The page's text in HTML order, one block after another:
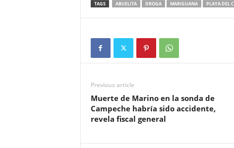
TAGS ABUELITA DROGA MARIGUANA PLAYA DEL
Previous article
Muerte de Marino en la sonda de
Campeche habría sido accidente,
revela fiscal general